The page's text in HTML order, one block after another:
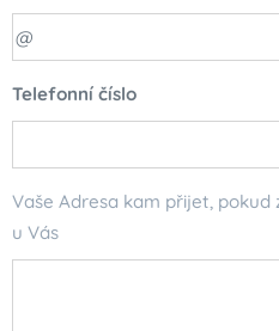
Telefonní číslo
Vaše Adresa kam přijet,
u Vás